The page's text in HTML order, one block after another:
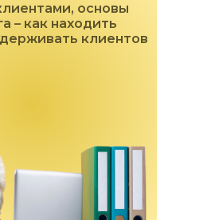
основы
– как находить
клиентов